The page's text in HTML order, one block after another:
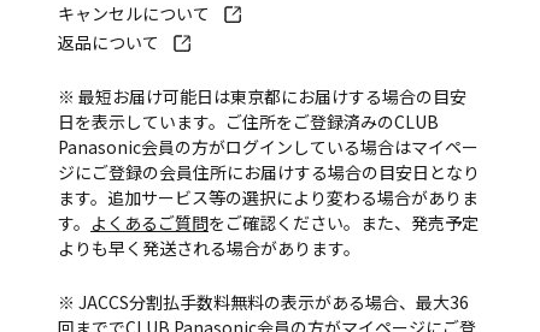
キャンセルについて
返品について
※ 最短お届け可能日は東京都にお届けする場合の目安
日を表示しています。ご住所をご登録済みのCLUB
Panasonic会員の方がログインしている場合はマイペー
ジにご登録の会員住所にお届けする場合の目安日となり
ます。追加サービス等の選択により変わる場合がありま
す。 よくあるご質問をご確認ください。また、発売予定
よりも早く発送される場合があります。
※ JACCS分割払手数料無料の表示がある場合、最大36
回まででCLUB Panasonic会員の方がマイページにご登